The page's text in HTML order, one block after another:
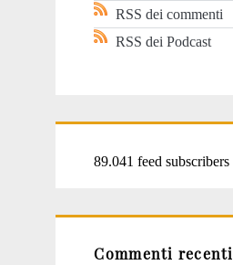
RSS dei commenti
RSS dei Podcast
89.041 feed subscribers
Commenti recenti